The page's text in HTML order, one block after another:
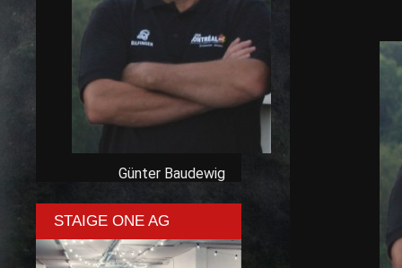
Günter Baudewig
STAIGE ONE AG